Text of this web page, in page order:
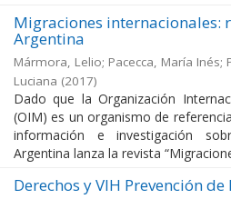
Migraciones internacionales:
Argentina
Mármora, Lelio; Pacecca, María Inés;
Luciana (2017)
Dado que la Organización
(OIM) es un organismo de
información e investigación
Argentina lanza la revista
Derechos y VIH Prevención